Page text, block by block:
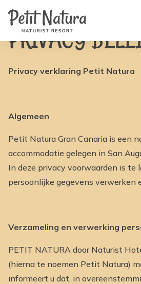
Kamers
Foto's
Faciliteiten
FAQ
Contact
IT
ES
Beschikbaarheid & Prijzen
PRIVACY
Privacy verklaring Petit Natura
Algemeen
Petit Natura Gran Canaria is een
accommodatie gelegen in San
In deze privacy voorwaarden is te
persoonlijke gegevens verwerken
Verzameling en verwerking
PETIT NATURA door Naturist
(hierna te noemen Petit Natura)
informeert u dat, in